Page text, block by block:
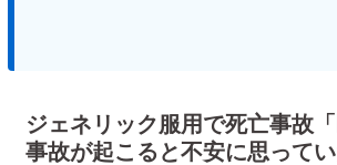
ジェネリック服用で死亡事故
事故が起こると不安に思って